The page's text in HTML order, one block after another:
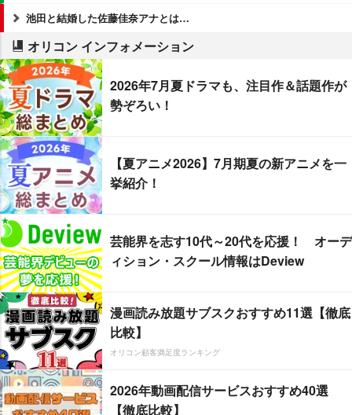
池田と結婚した佐藤佳奈アナとは…
オリコン インフォメーション
2026年7月夏ドラマも、注目作＆話題作が
勢ぞろい！
【夏アニメ2026】7月期夏の新アニメを一
挙紹介！
芸能界を志す10代～20代を応援！ オーデ
ィション・スクール情報はDeview
漫画読み放題サブスクおすすめ11選【徹底
比較】
オリコン顧客満足度ランキング
2026年動画配信サービスおすすめ40選
【徹底比較】